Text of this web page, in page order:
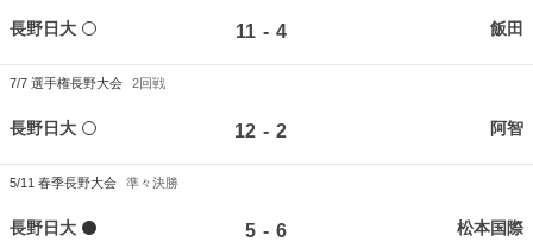
長野日大 11 - 4 飯田
7/7 選手権長野大会 2回戦
長野日大 12 - 2 阿智
5/11 春季長野大会 準々決勝
長野日大 5 - 6 松本国際